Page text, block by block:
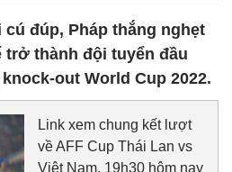
đúp, Pháp thắng nghẹt
trở thành đội tuyển đầu
out World Cup 2022.
Link xem chung kết lượt
về AFF Cup Thái Lan vs
Việt Nam, 19h30 hôm nay